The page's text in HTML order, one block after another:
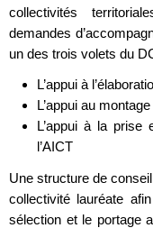
collectivités
demandes
un des trois volets du
L’appui à
L’appui au
L’appui à la prise
l’AICT
Une structure de
collectivité lauréate
sélection et le portage